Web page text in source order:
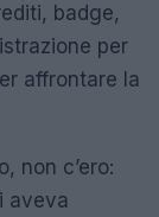
badge,
per
affrontare la
non c’ero:
aveva